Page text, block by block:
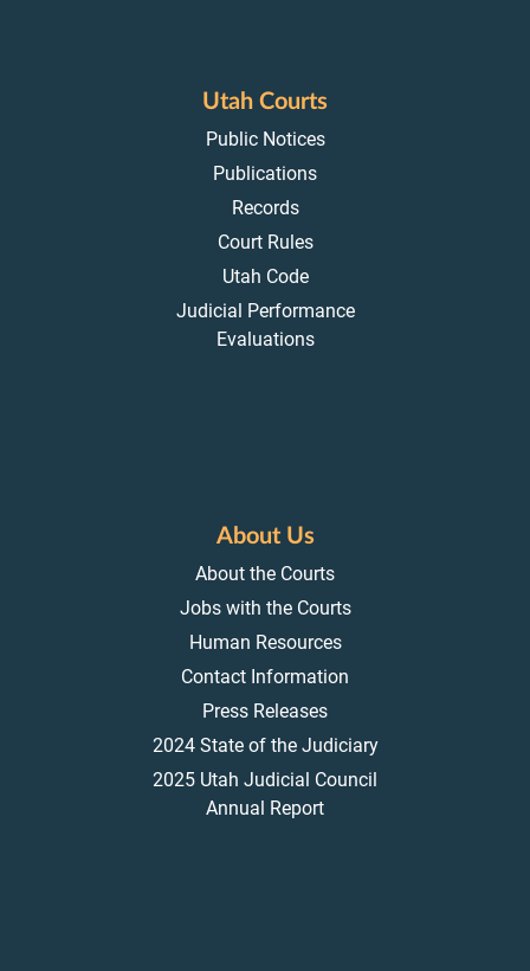
Utah Courts
Public Notices
Publications
Records
Court Rules
Utah Code
Judicial Performance
Evaluations
About Us
About the Courts
Jobs with the Courts
Human Resources
Contact Information
Press Releases
2024 State of the Judiciary
2025 Utah Judicial Council
Annual Report